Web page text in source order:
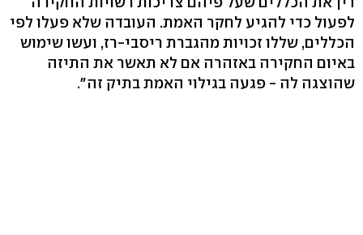
לפעול כדי להגיע לחקר האמת. העובדה שלא פעלו לפי
הכללים, שללו זכויות מהגברת ריסבי-רז, ועשו שימוש
באיום החקירה באזהרה אם לא תאשר את התיזה
שהוצגה לה - פגעה בגילוי האמת בתיק זה".